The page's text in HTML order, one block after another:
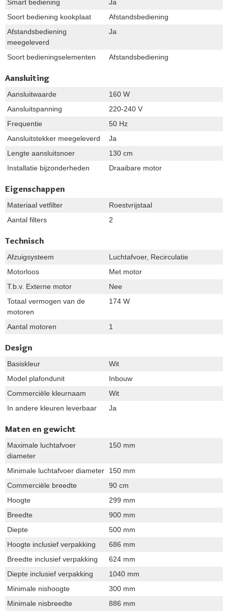
Smart bediening
Ja
Soort bediening kookplaat
Afstandsbediening
Afstandsbediening
meegeleverd
Ja
Soort bedieningselementen Afstandsbediening
Aansluiting
Aansluitwaarde
160 W
Aansluitspanning
220-240 V
Frequentie
50 Hz
Aansluitstekker meegeleverd
Ja
Lengte aansluitsnoer
130 cm
Installatie bijzonderheden
Draaibare motor
Eigenschappen
Materiaal vetfilter
Roestvrijstaal
Aantal filters
2
Technisch
Afzuigsysteem
Luchtafvoer, Recirculatie
Motorloos
Met motor
T.b.v. Externe motor
Nee
Totaal vermogen van de
motoren
174 W
Aantal motoren 1
Design
Basiskleur
Wit
Model plafondunit
Inbouw
Commerciële kleurnaam
Wit
In andere kleuren leverbaar
Ja
Maten en gewicht
Maximale luchtafvoer
diameter
150 mm
Minimale luchtafvoer diameter
150 mm
Commerciële breedte
90 cm
Hoogte
299 mm
Breedte
900 mm
Diepte
500 mm
Hoogte inclusief verpakking
686 mm
Breedte inclusief verpakking
624 mm
Diepte inclusief verpakking
1040 mm
Minimale nishoogte
300 mm
Minimale nisbreedte
886 mm